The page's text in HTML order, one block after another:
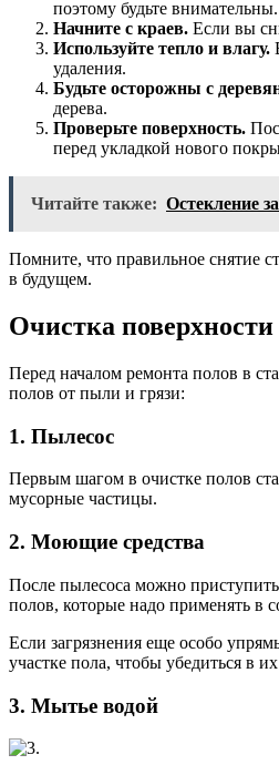
поэтому будьте внимательны.
Начните с краев. Если вы
Используйте тепло и влагу.
удаления.
Будьте осторожны с
дерева.
Проверьте поверхность.
перед укладкой нового
Читайте также: Остекление
Помните, что правильное снятие
в будущем.
Очистка
Перед началом ремонта полов в
полов от пыли и грязи:
1. Пылесос
Первым шагом в очистке полов
мусорные частицы.
2. Моющие средства
После пылесоса можно
полов, которые надо применять в
Если загрязнения еще особо
участке пола, чтобы убедиться в
3. Мытье водой